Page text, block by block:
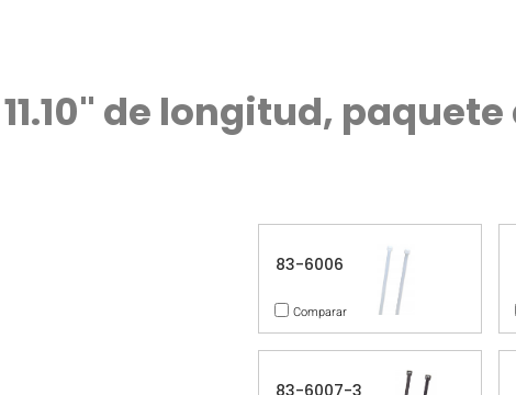
de longitud, paquete
83-6006
Comparar
83-6007-3